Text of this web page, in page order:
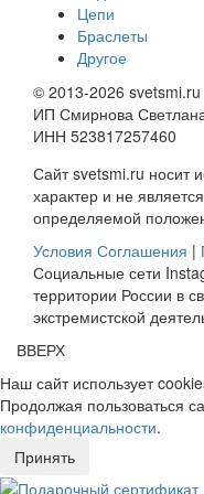
Цепи
Браслеты
Другое
© 2013-2026 svetsmi.ru
ИП Смирнова
ИНН 523817257460
Сайт svetsmi.ru носит
характер и не
определяемой
Условия Соглашения |
Социальные сети
территории России в
экстремистской
ВВЕРХ
Наш сайт использует
Продолжая пользоваться
конфиденциальности.
Принять